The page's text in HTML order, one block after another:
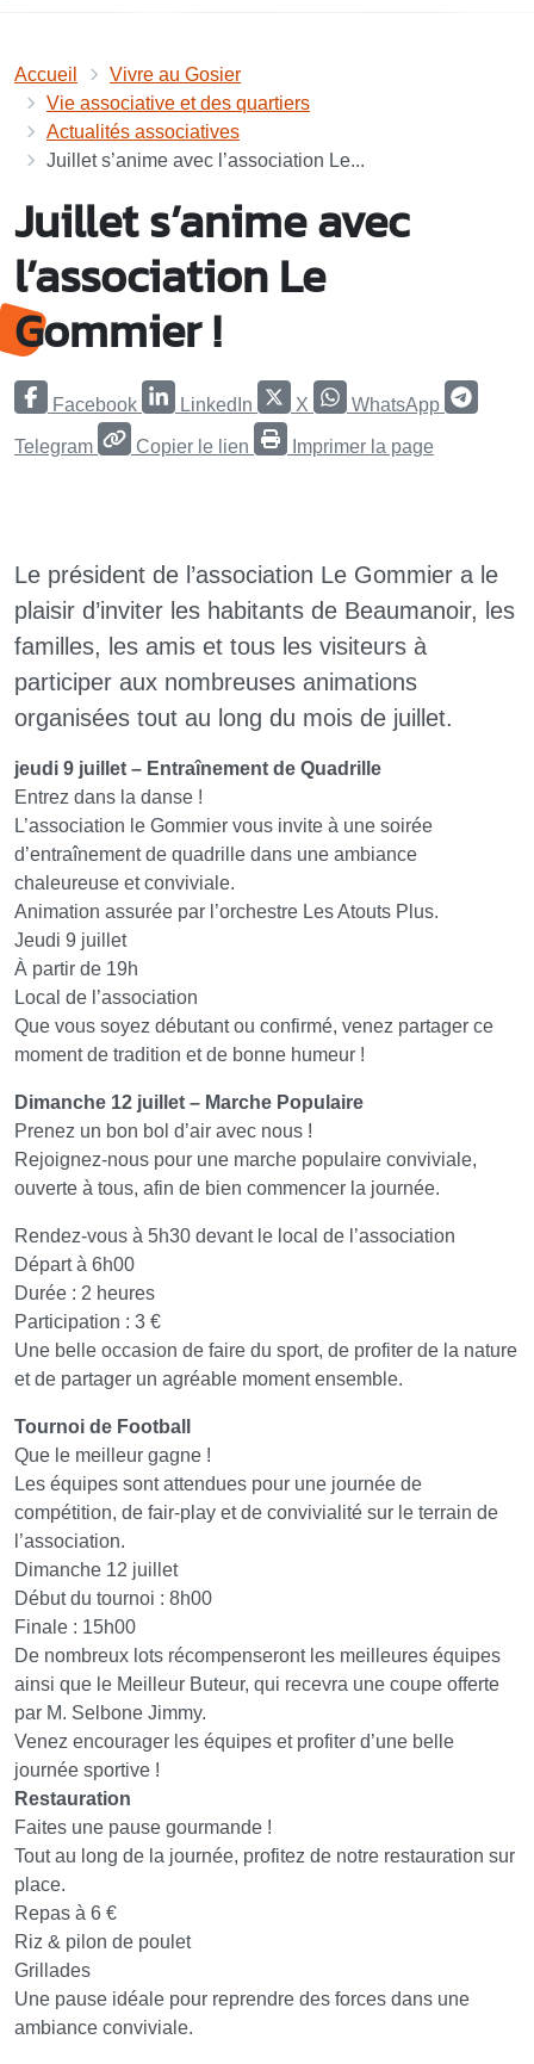
Accueil
Vivre au Gosier
Vie associative et des quartiers
Actualités associatives
Juillet s’anime avec l’association Le...
Juillet s’anime avec
l’association Le
Gommier !
Facebook LinkedIn X WhatsApp
Telegram Copier le lien Imprimer la page
Le président de l’association Le Gommier a le
plaisir d’inviter les habitants de Beaumanoir, les
familles, les amis et tous les visiteurs à
participer aux nombreuses animations
organisées tout au long du mois de juillet.
jeudi 9 juillet – Entraînement de Quadrille
Entrez dans la danse !
L’association le Gommier vous invite à une soirée
d’entraînement de quadrille dans une ambiance
chaleureuse et conviviale.
Animation assurée par l’orchestre Les Atouts Plus.
Jeudi 9 juillet
À partir de 19h
Local de l’association
Que vous soyez débutant ou confirmé, venez partager ce
moment de tradition et de bonne humeur !
Dimanche 12 juillet – Marche Populaire
Prenez un bon bol d’air avec nous !
Rejoignez-nous pour une marche populaire conviviale,
ouverte à tous, afin de bien commencer la journée.
Rendez-vous à 5h30 devant le local de l’association
Départ à 6h00
Durée : 2 heures
Participation : 3 €
Une belle occasion de faire du sport, de profiter de la nature
et de partager un agréable moment ensemble.
Tournoi de Football
Que le meilleur gagne !
Les équipes sont attendues pour une journée de
compétition, de fair-play et de convivialité sur le terrain de
l’association.
Dimanche 12 juillet
Début du tournoi : 8h00
Finale : 15h00
De nombreux lots récompenseront les meilleures équipes
ainsi que le Meilleur Buteur, qui recevra une coupe offerte
par M. Selbone Jimmy.
Venez encourager les équipes et profiter d’une belle
journée sportive !
Restauration
Faites une pause gourmande !
Tout au long de la journée, profitez de notre restauration sur
place.
Repas à 6 €
Riz & pilon de poulet
Grillades
Une pause idéale pour reprendre des forces dans une
ambiance conviviale.